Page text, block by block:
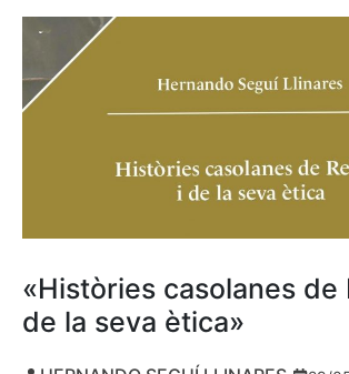
«Històries casolanes de
de la seva ètica»